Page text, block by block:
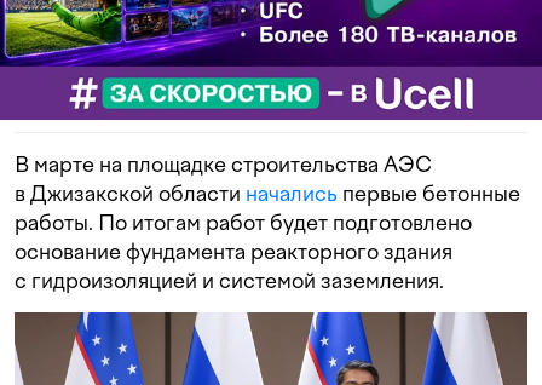
В марте на площадке строительства АЭС
в Джизакской области начались первые бетонные
работы. По итогам работ будет подготовлено
основание фундамента реакторного здания
с гидроизоляцией и системой заземления.